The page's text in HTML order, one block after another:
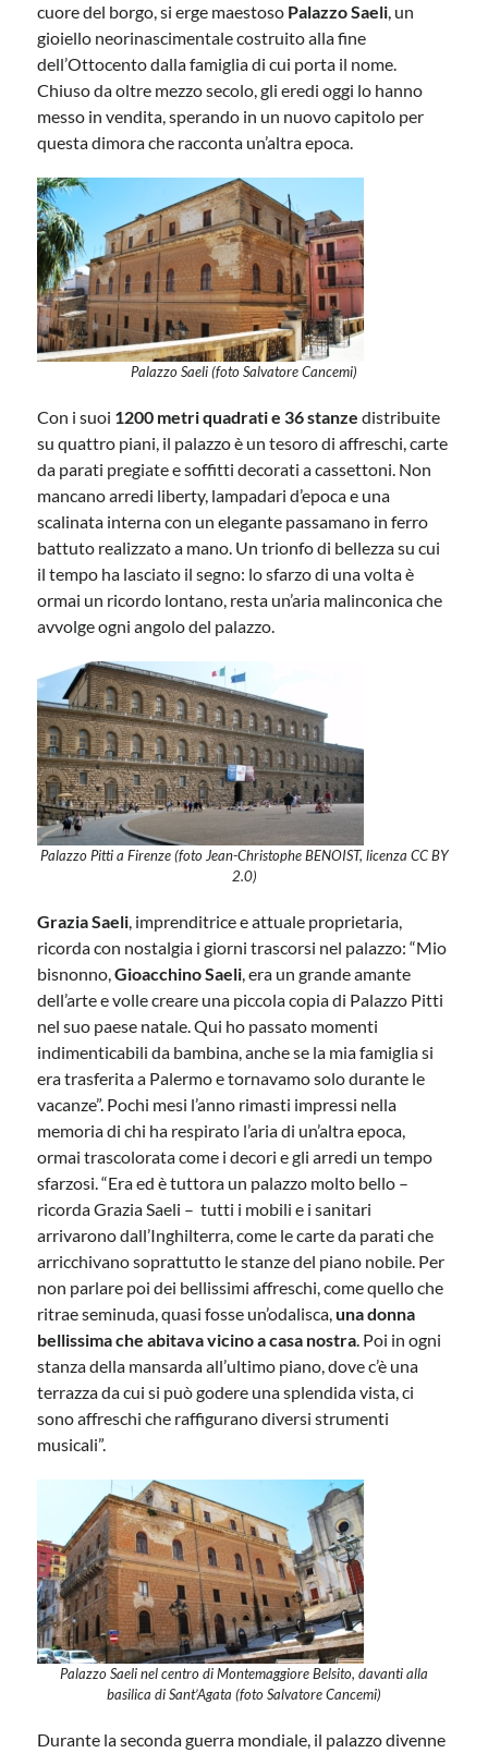
cuore del borgo, si erge maestoso Palazzo Saeli, un
gioiello neorinascimentale costruito alla fine
dell’Ottocento dalla famiglia di cui porta il nome.
Chiuso da oltre mezzo secolo, gli eredi oggi lo hanno
messo in vendita, sperando in un nuovo capitolo per
questa dimora che racconta un’altra epoca.
Palazzo Saeli (foto Salvatore Cancemi)
Con i suoi 1200 metri quadrati e 36 stanze distribuite
su quattro piani, il palazzo è un tesoro di affreschi, carte
da parati pregiate e soffitti decorati a cassettoni. Non
mancano arredi liberty, lampadari d’epoca e una
scalinata interna con un elegante passamano in ferro
battuto realizzato a mano. Un trionfo di bellezza su cui
il tempo ha lasciato il segno: lo sfarzo di una volta è
ormai un ricordo lontano, resta un’aria malinconica che
avvolge ogni angolo del palazzo.
Palazzo Pitti a Firenze (foto Jean-Christophe BENOIST, licenza CC BY
2.0)
Grazia Saeli, imprenditrice e attuale proprietaria,
ricorda con nostalgia i giorni trascorsi nel palazzo: “Mio
bisnonno,Gioacchino Saeli, era un grande amante
dell’arte e volle creare una piccola copia di Palazzo Pitti
nel suo paese natale. Qui ho passato momenti
indimenticabili da bambina, anche se la mia famiglia si
era trasferita a Palermo e tornavamo solo durante le
vacanze”. Pochi mesi l’anno rimasti impressi nella
memoria di chi ha respirato l’aria di un’altra epoca,
ormai trascolorata come i decori e gli arredi un tempo
sfarzosi. “Era ed è tuttora un palazzo molto bello –
ricorda Grazia Saeli – tutti i mobili e i sanitari
arrivarono dall’Inghilterra, come le carte da parati che
arricchivano soprattutto le stanze del piano nobile. Per
non parlare poi dei bellissimi affreschi, come quello che
ritrae seminuda, quasi fosse un’odalisca,una donna
bellissima che abitava vicino a casa nostra. Poi in ogni
stanza della mansarda all’ultimo piano, dove c’è una
terrazza da cui si può godere una splendida vista, ci
sono affreschi che raffigurano diversi strumenti
musicali”.
Palazzo Saeli nel centro di Montemaggiore Belsito, davanti alla
basilica di Sant’Agata (foto Salvatore Cancemi)
Durante la seconda guerra mondiale, il palazzo divenne